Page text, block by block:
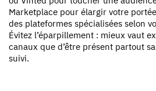
Marketplace pour élargir votre
des plateformes spécialisées selon
Évitez l’éparpillement : mieux vaut
canaux que d’être présent partout
suivi.